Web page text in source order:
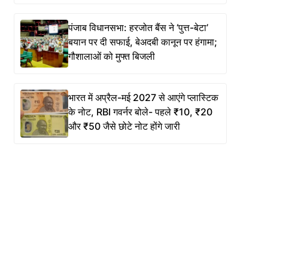
पंजाब विधानसभा: हरजोत बैंस ने ‘पुत्त-बेटा’
बयान पर दी सफाई, बेअदबी कानून पर हंगामा;
गौशालाओं को मुफ्त बिजली
भारत में अप्रैल-मई 2027 से आएंगे प्लास्टिक
के नोट, RBI गवर्नर बोले- पहले ₹10, ₹20
और ₹50 जैसे छोटे नोट होंगे जारी